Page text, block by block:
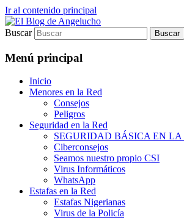
Ir al contenido principal
El Blog de Angelucho
Blog sobre Seguridad en
Internauta básico
Buscar
Menú principal
Inicio
Menores en la Red
Consejos
Peligros
Seguridad en la Red
SEGURIDAD BÁSICA EN LA
Ciberconsejos
Seamos nuestro propio CSI
Virus Informáticos
WhatsApp
Estafas en la Red
Estafas Nigerianas
Virus de la Policía